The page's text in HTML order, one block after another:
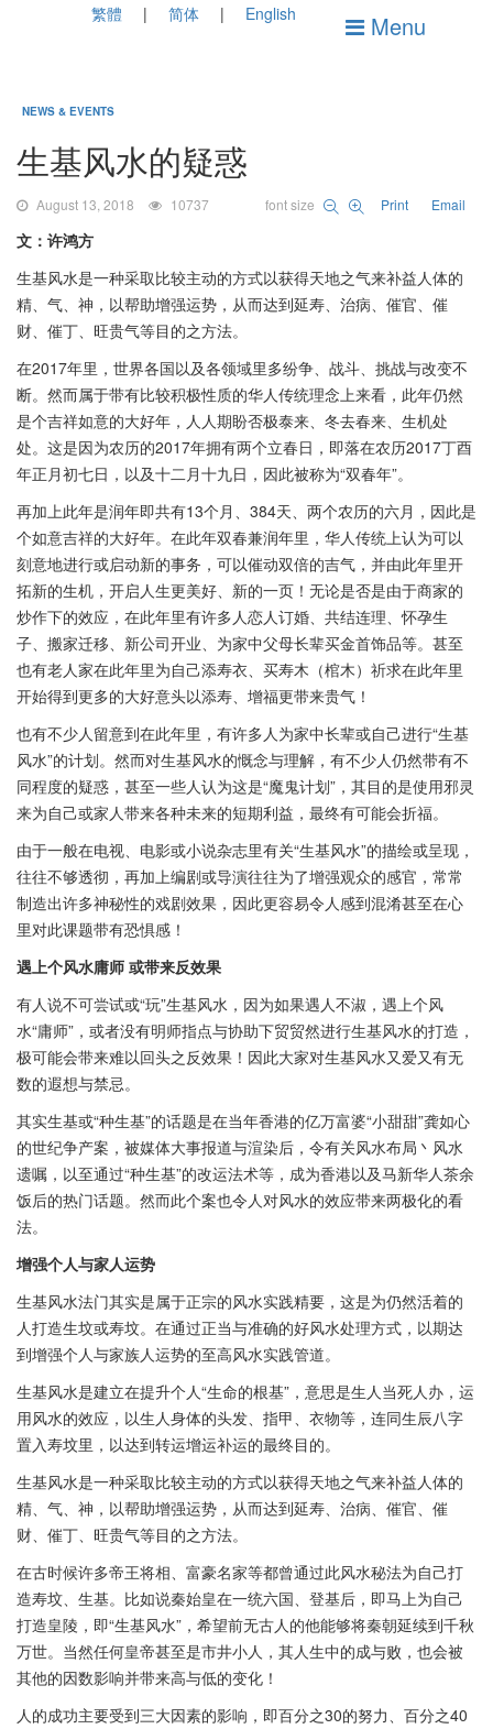
繁體 简体 English Menu
NEWS & EVENTS
生基风水的疑惑
August 13, 2018 10737 font size Print Email
文：许鸿方
生基风水是一种采取比较主动的方式以获得天地之气来补益人体的
精、气、神，以帮助增强运势，从而达到延寿、治病、催官、催
财、催丁、旺贵气等目的之方法。
在2017年里，世界各国以及各领域里多纷争、战斗、挑战与改变不
断。然而属于带有比较积极性质的华人传统理念上来看，此年仍然
是个吉祥如意的大好年，人人期盼否极泰来、冬去春来、生机处
处。这是因为农历的2017年拥有两个立春日，即落在农历2017丁酉
年正月初七日，以及十二月十九日，因此被称为“双春年”。
再加上此年是润年即共有13个月、384天、两个农历的六月，因此是
个如意吉祥的大好年。在此年双春兼润年里，华人传统上认为可以
刻意地进行或启动新的事务，可以催动双倍的吉气，并由此年里开
拓新的生机，开启人生更美好、新的一页！无论是否是由于商家的
炒作下的效应，在此年里有许多人恋人订婚、共结连理、怀孕生
子、搬家迁移、新公司开业、为家中父母长辈买金首饰品等。甚至
也有老人家在此年里为自己添寿衣、买寿木（棺木）祈求在此年里
开始得到更多的大好意头以添寿、增福更带来贵气！
也有不少人留意到在此年里，有许多人为家中长辈或自己进行“生基
风水”的计划。然而对生基风水的慨念与理解，有不少人仍然带有不
同程度的疑惑，甚至一些人认为这是“魔鬼计划”，其目的是使用邪灵
来为自己或家人带来各种未来的短期利益，最终有可能会折福。
由于一般在电视、电影或小说杂志里有关“生基风水”的描绘或呈现，
往往不够透彻，再加上编剧或导演往往为了增强观众的感官，常常
制造出许多神秘性的戏剧效果，因此更容易令人感到混淆甚至在心
里对此课题带有恐惧感！
遇上个风水庸师 或带来反效果
有人说不可尝试或“玩”生基风水，因为如果遇人不淑，遇上个风
水“庸师”，或者没有明师指点与协助下贸贸然进行生基风水的打造，
极可能会带来难以回头之反效果！因此大家对生基风水又爱又有无
数的遐想与禁忌。
其实生基或“种生基”的话题是在当年香港的亿万富婆“小甜甜”龚如心
的世纪争产案，被媒体大事报道与渲染后，令有关风水布局丶风水
遗嘱，以至通过“种生基”的改运法术等，成为香港以及马新华人茶余
饭后的热门话题。然而此个案也令人对风水的效应带来两极化的看
法。
增强个人与家人运势
生基风水法门其实是属于正宗的风水实践精要，这是为仍然活着的
人打造生坟或寿坟。在通过正当与准确的好风水处理方式，以期达
到增强个人与家族人运势的至高风水实践管道。
生基风水是建立在提升个人“生命的根基”，意思是生人当死人办，运
用风水的效应，以生人身体的头发、指甲、衣物等，连同生辰八字
置入寿坟里，以达到转运增运补运的最终目的。
生基风水是一种采取比较主动的方式以获得天地之气来补益人体的
精、气、神，以帮助增强运势，从而达到延寿、治病、催官、催
财、催丁、旺贵气等目的之方法。
在古时候许多帝王将相、富豪名家等都曾通过此风水秘法为自己打
造寿坟、生基。比如说秦始皇在一统六国、登基后，即马上为自己
打造皇陵，即“生基风水”，希望前无古人的他能够将秦朝延续到千秋
万世。当然任何皇帝甚至是市井小人，其人生中的成与败，也会被
其他的因数影响并带来高与低的变化！
人的成功主要受到三大因素的影响，即百分之30的努力、百分之40